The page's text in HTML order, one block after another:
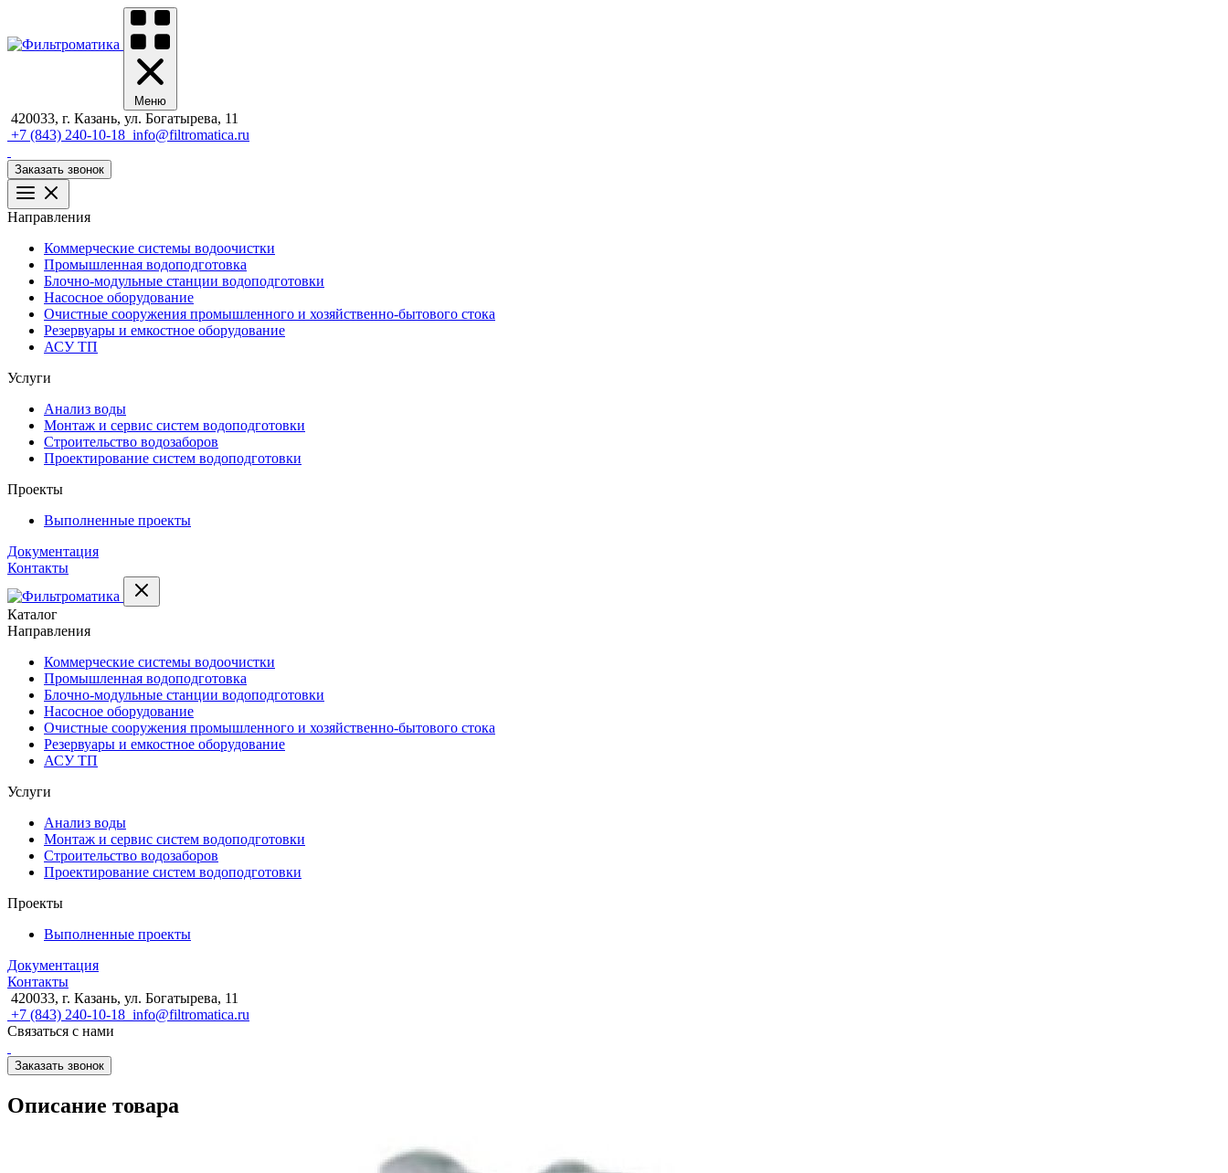
Меню
420033, г. Казань, ул. Богатырева, 11
+7 (843) 240-10-18 info@filtromatica.ru
Заказать звонок
Направления
Коммерческие системы водоочистки
Промышленная водоподготовка
Блочно-модульные станции водоподготовки
Насосное оборудование
Очистные сооружения промышленного и хозяйственно-бытового стока
Резервуары и емкостное оборудование
АСУ ТП
Услуги
Анализ воды
Монтаж и сервис систем водоподготовки
Строительство водозаборов
Проектирование систем водоподготовки
Проекты
Выполненные проекты
Документация
Контакты
Каталог
Направления
Коммерческие системы водоочистки
Промышленная водоподготовка
Блочно-модульные станции водоподготовки
Насосное оборудование
Очистные сооружения промышленного и хозяйственно-бытового стока
Резервуары и емкостное оборудование
АСУ ТП
Услуги
Анализ воды
Монтаж и сервис систем водоподготовки
Строительство водозаборов
Проектирование систем водоподготовки
Проекты
Выполненные проекты
Документация
Контакты
420033, г. Казань, ул. Богатырева, 11
+7 (843) 240-10-18 info@filtromatica.ru
Связаться с нами
Заказать звонок
Описание товара